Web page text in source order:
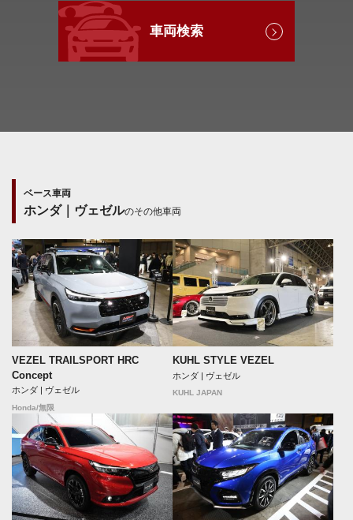
車両検索
ベース車両
ホンダ｜ヴェゼルのその他車両
VEZEL TRAILSPORT HRC
Concept
ホンダ | ヴェゼル
Honda/無限
KUHL STYLE VEZEL
ホンダ | ヴェゼル
KUHL JAPAN